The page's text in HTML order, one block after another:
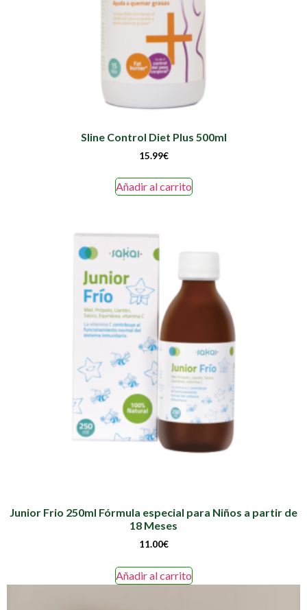
Sline Control Diet Plus 500ml
15.99€
Añadir al carrito
Junior Frio 250ml Fórmula especial para Niños a partir de
18 Meses
11.00€
Añadir al carrito